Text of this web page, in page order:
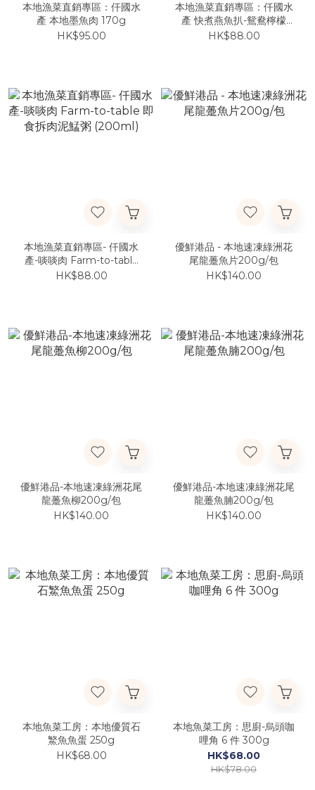
本地漁菜直銷專區：仟國水
產 本地墨魚肉 170g
HK$95.00
本地漁菜直銷專區：仟國水
產 快煮燕魚扒-鴛鴦檸檬
200g-250g
HK$88.00
本地漁菜直銷專區- 仟國水
產-啖啖肉 Farm-to-table
即食拆肉泥鯭粥 (200ml)
HK$88.00
優鮮港品 - 本地速凍綠洲花
尾龍躉魚片200g/包
HK$140.00
優鮮港品-本地速凍綠洲花尾
龍躉魚柳200g/包
HK$140.00
優鮮港品-本地速凍綠洲花尾
龍躉魚腩200g/包
HK$140.00
本地魚菜工房：本地優質石
鰵魚魚蛋 250g
HK$68.00
本地魚菜工房：思廚-烏頭咖
哩角 6 件 300g
HK$68.00
HK$78.00